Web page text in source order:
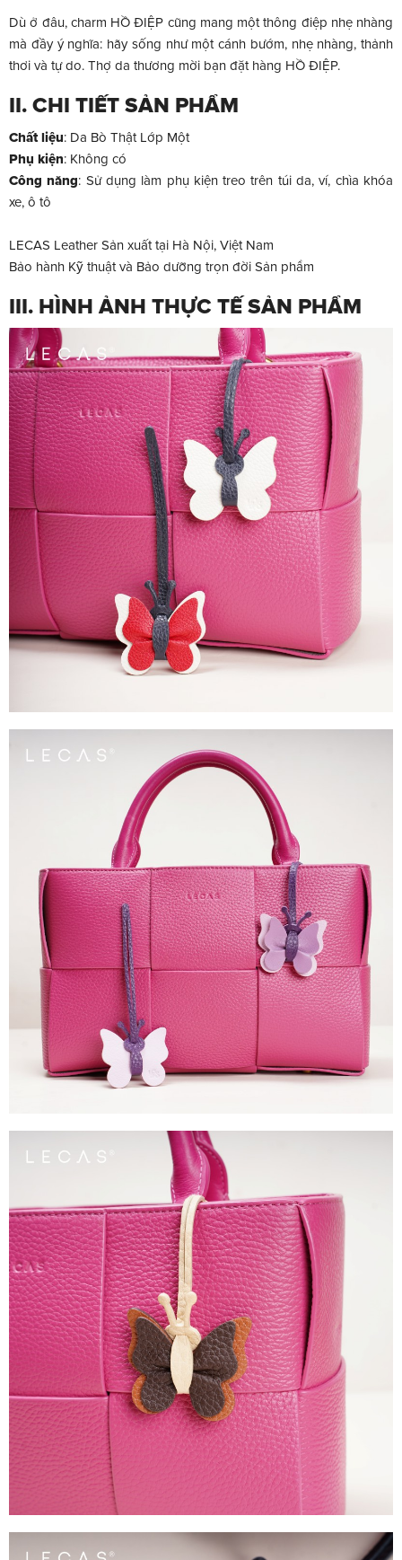
Dù ở đâu, charm HỒ ĐIỆP cũng mang một thông điệp nhẹ nhàng
mà đầy ý nghĩa: hãy sống như một cánh bướm, nhẹ nhàng, thảnh
thơi và tự do. Thợ da thương mời bạn đặt hàng HỒ ĐIỆP.
II. CHI TIẾT SẢN PHẨM
Chất liệu: Da Bò Thật Lớp Một
Phụ kiện: Không có
Công năng: Sử dụng làm phụ kiện treo trên túi da, ví, chìa khóa
xe, ô tô
LECAS Leather Sản xuất tại Hà Nội, Việt Nam
Bảo hành Kỹ thuật và Bảo dưỡng trọn đời Sản phẩm
III. HÌNH ẢNH THỰC TẾ SẢN PHẨM